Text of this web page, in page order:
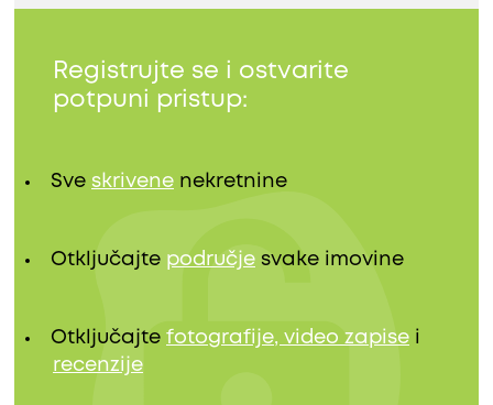
Registrujte se i ostvarite
potpuni pristup:
Sve skrivene nekretnine
Otključajte područje svake imovine
Otključajte fotografije, video zapise i
recenzije